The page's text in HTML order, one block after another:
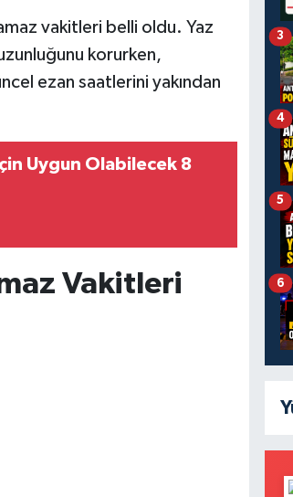
vakitleri belli oldu. Yaz
korurken,
ezan saatlerini yakından
Uygun Olabilecek 8
Vakitleri
3
4
5
6